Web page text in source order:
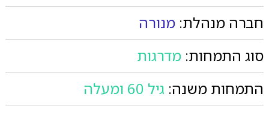
חברה מנהלת: מנורה
סוג התמחות: מדרגות
התמחות משנה: גיל 60 ומעלה